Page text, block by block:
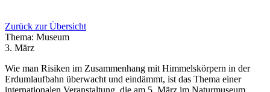
Zurück zur Übersicht
Thema: Museum
3. März
Wie man Risiken im Zusammenhang mit Himmelskörpern in der
Erdumlaufbahn überwacht und eindämmt, ist das Thema einer
internationalen Veranstaltung, die am 5. März im Naturmuseum